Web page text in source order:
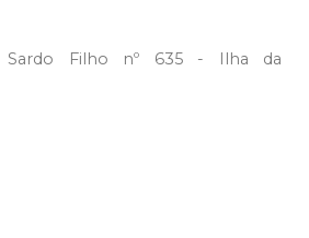
Sardo Filho nº 635 - Ilha da